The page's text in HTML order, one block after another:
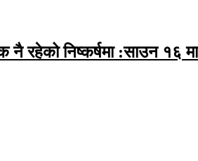
रहेको निष्कर्षमा :साउन १६